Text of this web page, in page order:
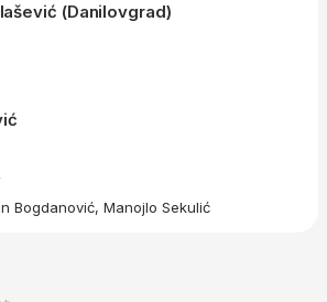
(Danilovgrad)
Bogdanović, Manojlo Sekulić